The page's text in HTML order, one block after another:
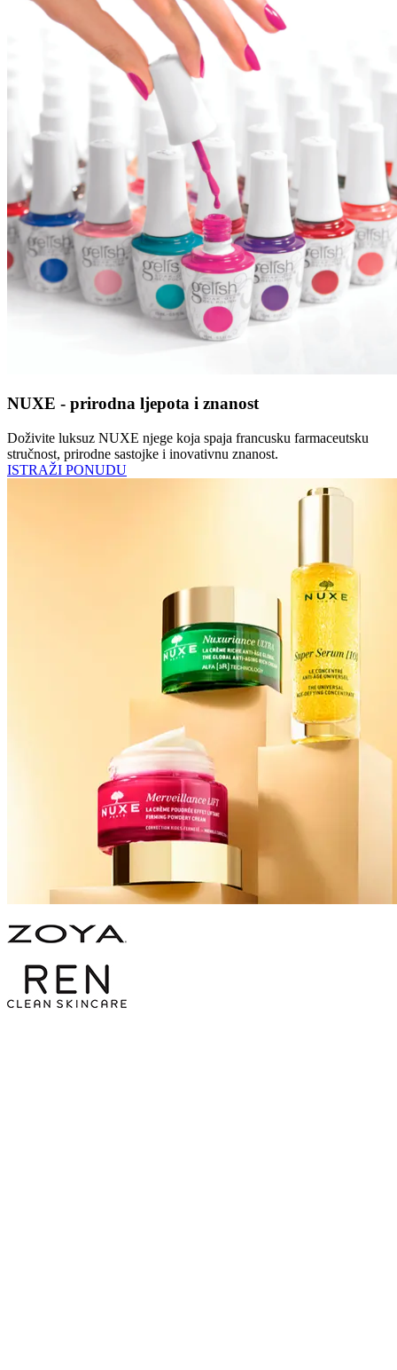
NUXE - prirodna ljepota i znanost
Doživite luksuz NUXE njege koja spaja francusku farmaceutsku
stručnost, prirodne sastojke i inovativnu znanost.
ISTRAŽI PONUDU